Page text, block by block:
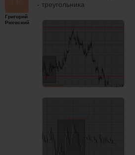
Григорий
Ржевский
- треугольника